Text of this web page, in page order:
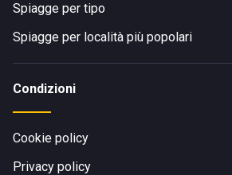
Spiagge per tipo
Spiagge per località più popolari
Condizioni
Cookie policy
Privacy policy